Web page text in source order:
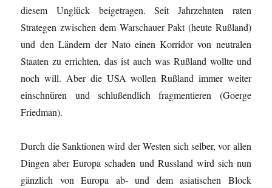
diesem Unglück beigetragen. Seit Jahrzehnten raten
Strategen zwischen dem Warschauer Pakt (heute Rußland)
und den Ländern der Nato einen Korridor von neutralen
Staaten zu errichten, das ist auch was Rußland wollte und
noch will. Aber die USA wollen Rußland immer weiter
einschnüren und schlußendlich fragmentieren (Goerge
Friedman).
Durch die Sanktionen wird der Westen sich selber, vor allen
Dingen aber Europa schaden und Russland wird sich nun
gänzlich von Europa ab- und dem asiatischen Block